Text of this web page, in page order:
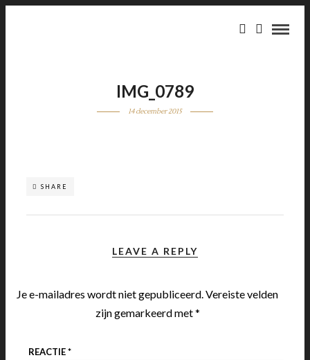
IMG_0789
14 december 2015
SHARE
LEAVE A REPLY
Je e-mailadres wordt niet gepubliceerd.Vereiste velden
zijn gemarkeerd met*
REACTIE*